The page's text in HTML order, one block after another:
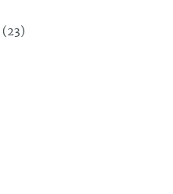
(23)